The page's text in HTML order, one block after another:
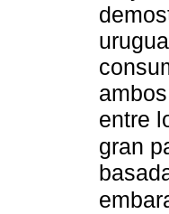
entre
gran